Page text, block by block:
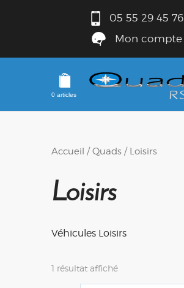
05 55 29 45 76
Mon compte
0 articles
Accueil /Quads / Loisirs
Loisirs
Véhicules Loisirs
1 résultat affiché